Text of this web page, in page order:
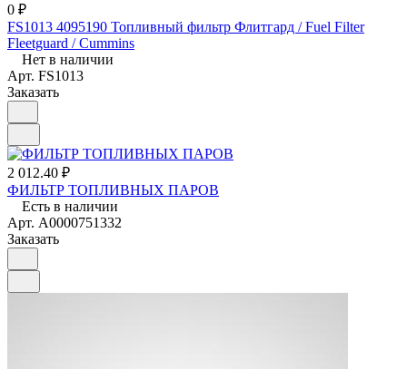
0 ₽
FS1013 4095190 Топливный фильтр Флитгард / Fuel Filter
Fleetguard / Cummins
Нет в наличии
Арт. FS1013
Заказать
2 012.40 ₽
ФИЛЬТР ТОПЛИВНЫХ ПАРОВ
Есть в наличии
Арт. A0000751332
Заказать